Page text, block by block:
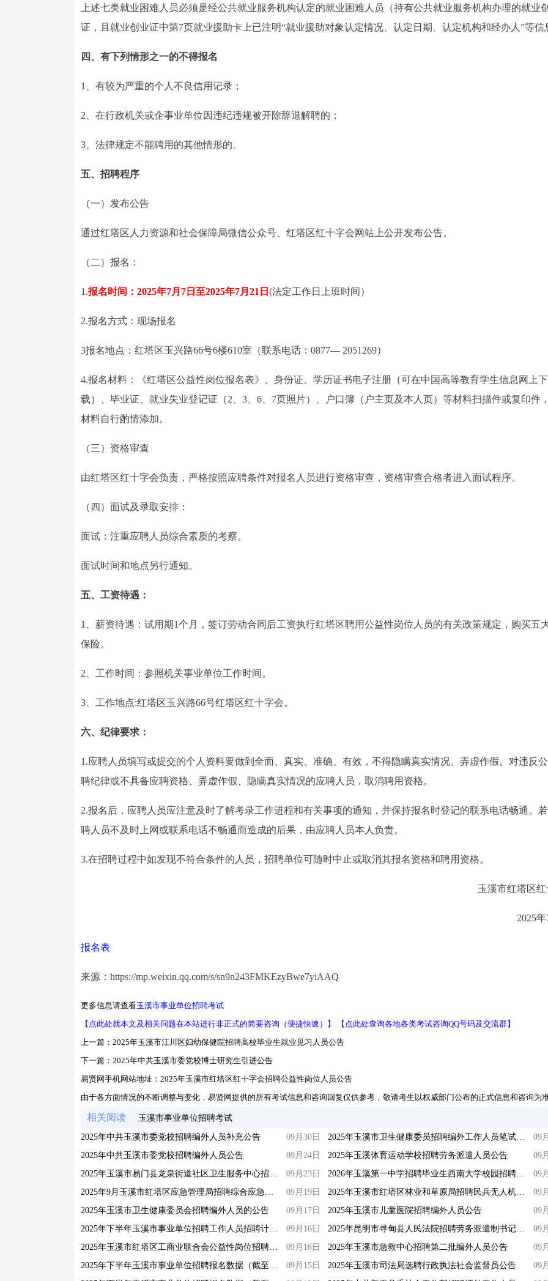
上述七类就业困难人员必须是经公共就业服务机构认定的就业困难人员（持有公共就业服务机构办理的就业
证，且就业创业证中第7页就业援助卡上已注明“就业援助对象认定情况、认定日期、认定机构和经办人”等信
四、有下列情形之一的不得报名
1、有较为严重的个人不良信用记录；
2、在行政机关或企事业单位因违纪违规被开除辞退解聘的；
3、法律规定不能聘用的其他情形的。
五、招聘程序
（一）发布公告
通过红塔区人力资源和社会保障局微信公众号、红塔区红十字会网站上公开发布公告。
（二）报名：
1.报名时间：2025年7月7日至2025年7月21日 (法定工作日上班时间）
2.报名方式：现场报名
3报名地点：红塔区玉兴路66号6楼610室（联系电话：0877— 2051269）
4.报名材料：《红塔区公益性岗位报名表》、身份证、学历证书电子注册（可在中国高等教育学生信息网上下
载）、毕业证、就业失业登记证（2、3、6、7页照片）、户口簿（户主页及本人页）等材料扫描件或复印件
材料自行酌情添加。
（三）资格审查
由红塔区红十字会负责，严格按照应聘条件对报名人员进行资格审查，资格审查合格者进入面试程序。
（四）面试及录取安排：
面试：注重应聘人员综合素质的考察。
面试时间和地点另行通知。
五、工资待遇：
1、薪资待遇：试用期1个月，签订劳动合同后工资执行红塔区聘用公益性岗位人员的有关政策规定，购买五
保险。
2、工作时间：参照机关事业单位工作时间。
3、工作地点:红塔区玉兴路66号红塔区红十字会。
六、纪律要求：
1.应聘人员填写或提交的个人资料要做到全面、真实、准确、有效，不得隐瞒真实情况、弄虚作假。对违反
聘纪律或不具备应聘资格、弄虚作假、隐瞒真实情况的应聘人员，取消聘用资格。
2.报名后，应聘人员应注意及时了解考录工作进程和有关事项的通知，并保持报名时登记的联系电话畅通。
聘人员不及时上网或联系电话不畅通而造成的后果，由应聘人员本人负责。
3.在招聘过程中如发现不符合条件的人员，招聘单位可随时中止或取消其报名资格和聘用资格。
玉溪市红塔区
2025
报名表
来源：https://mp.weixin.qq.com/s/sn9n243FMKEzyBwe7yiAAQ
更多信息请查看玉溪市事业单位招聘考试
【点此处就本文及相关问题在本站进行非正式的简要咨询（便捷快速）】
【点此处查询各地各类考试咨询QQ号码及交流群】
上一篇： 2025年玉溪市江川区妇幼保健院招聘高校毕业生就业见习人员公告
下一篇： 2025年中共玉溪市委党校博士研究生引进公告
易贤网手机网站地址： 2025年玉溪市红塔区红十字会招聘公益性岗位人员公告
由于各方面情况的不断调整与变化，易贤网提供的所有考试信息和咨询回复仅供参考，敬请考生以权威部门公布的正式信息和咨询为
相关阅读 玉溪市事业单位招聘考试
2025年中共玉溪市委党校招聘编外人员补充公告 09月30日 2025年玉溪市卫生健康委员招聘编外工作人员笔试相关事宜通知
09
2025年中共玉溪市委党校招聘编外人员公告
09月24日 2025年玉溪体育运动学校招聘劳务派遣人员公告
09
2025年玉溪市易门县龙泉街道社区卫生服务中心招聘编制外工作人员公告
09月23日 2026年玉溪第一中学招聘毕业生西南大学校园招聘综合成绩
09
2025年9月玉溪市红塔区应急管理局招聘综合应急救援队人员公告
09月19日 2025年玉溪市红塔区林业和草原局招聘民兵无人机森林草原防灭火分队队员公告
09
2025年玉溪市卫生健康委员会招聘编外人员的公告
09月17日 2025年玉溪市儿童医院招聘编外人员公告
09
2025年下半年玉溪市事业单位招聘工作人员招聘计划裁减公告
09月16日 2025年昆明市寻甸县人民法院招聘劳务派遣制书记员公告
09
2025年玉溪市红塔区工商业联合会公益性岗位招聘公告
09月16日 2025年玉溪市急救中心招聘第二批编外人员公告
09
2025年下半年玉溪市事业单位招聘报名数据（截至9月14日24:00）
09月15日 2025年玉溪市司法局选聘行政执法社会监督员公告
09